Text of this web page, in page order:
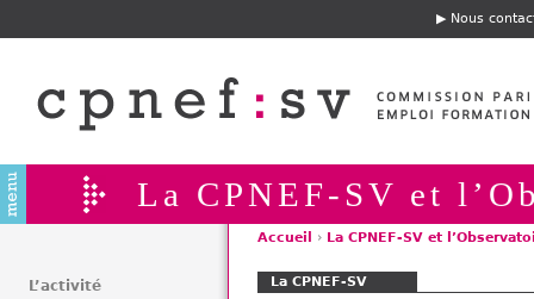
E
t
ê
e
Nous
La CPNEF-SV et
Accueil › La CPNEF-SV et
La CPNEF-SV
L’activité